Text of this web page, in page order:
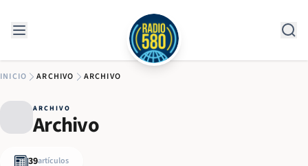
INICIO ARCHIVO ARCHIVO
ARCHIVO
Archivo
39artículos